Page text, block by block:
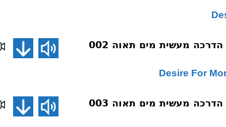
דע את מידותיך הדרכה מעשית מים תאוה 002
דע את מידותיך הדרכה מעשית מים תאוה 003